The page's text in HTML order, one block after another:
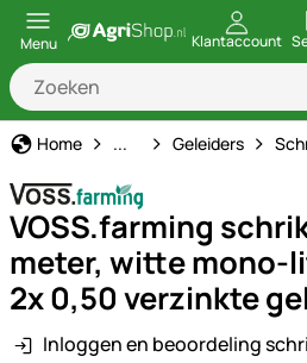
Menu Klantaccount
Home Schrikdraad
... Geleiders
VOSS.farming
meter, witte mono-
2x 0,50 verzinkte
Inloggen en beoordeling